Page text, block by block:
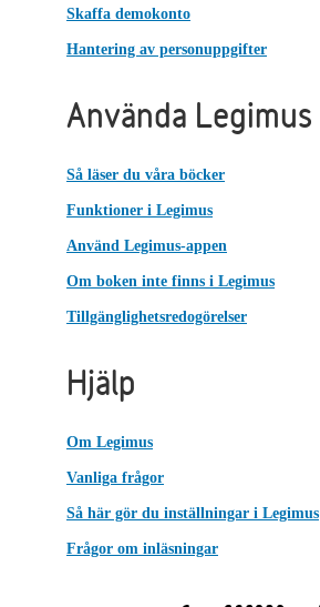
Skaffa demokonto
Hantering av personuppgifter
Använda Legimus
Så läser du våra böcker
Funktioner i Legimus
Använd Legimus-appen
Om boken inte finns i Legimus
Tillgänglighetsredogörelser
Hjälp
Om Legimus
Vanliga frågor
Så här gör du inställningar i Legimus
Frågor om inläsningar